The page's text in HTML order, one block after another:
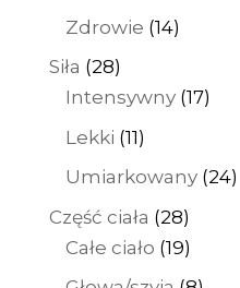
Zdrowie 1414
Siła 2828
produktów
Intensywny 1717
Lekki 1111
produktów
Umiarkowany 24
Część ciała 2828
Całe ciało 1919